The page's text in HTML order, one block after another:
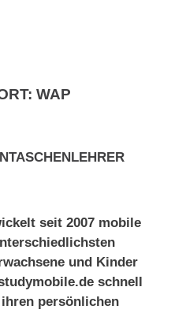
WAP
seit 2007 mobile
und Kinder
schnell
persönlichen